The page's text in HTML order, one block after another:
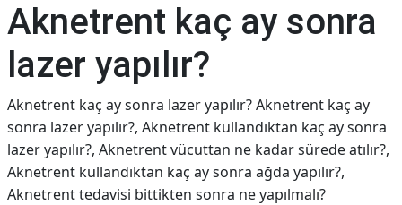
Aknetrent kaç ay sonra
lazer yapılır?
Aknetrent kaç ay sonra lazer yapılır? Aknetrent kaç ay
sonra lazer yapılır?, Aknetrent kullandıktan kaç ay sonra
lazer yapılır?, Aknetrent vücuttan ne kadar sürede atılır?,
Aknetrent kullandıktan kaç ay sonra ağda yapılır?,
Aknetrent tedavisi bittikten sonra ne yapılmalı?